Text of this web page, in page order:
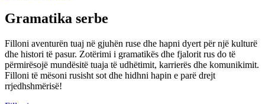
Gramatika serbe
Filloni aventurën tuaj në gjuhën ruse dhe hapni dyert për një kulturë
dhe histori të pasur. Zotërimi i gramatikës dhe fjalorit rus do të
përmirësojë mundësitë tuaja të udhëtimit, karrierës dhe komunikimit.
Filloni të mësoni rusisht sot dhe hidhni hapin e parë drejt
rrjedhshmërisë!